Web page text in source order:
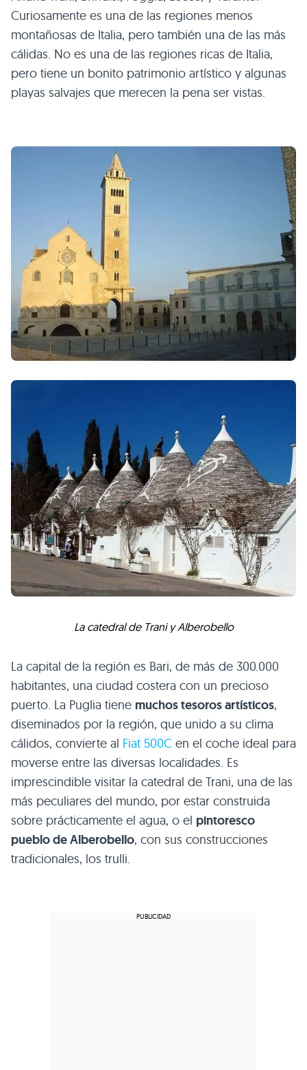
Curiosamente es una de las regiones menos
montañosas de Italia, pero también una de las más
cálidas. No es una de las regiones ricas de Italia,
pero tiene un bonito patrimonio artístico y algunas
playas salvajes que merecen la pena ser vistas.
La catedral de Trani y Alberobello
La capital de la región es Bari, de más de 300.000
habitantes, una ciudad costera con un precioso
puerto. La Puglia tiene muchos tesoros artísticos,
diseminados por la región, que unido a su clima
cálidos, convierte al Fiat 500C en el coche ideal para
moverse entre las diversas localidades. Es
imprescindible visitar la catedral de Trani, una de las
más peculiares del mundo, por estar construida
sobre prácticamente el agua, o el pintoresco
pueblo de Alberobello, con sus construcciones
tradicionales, los trulli.